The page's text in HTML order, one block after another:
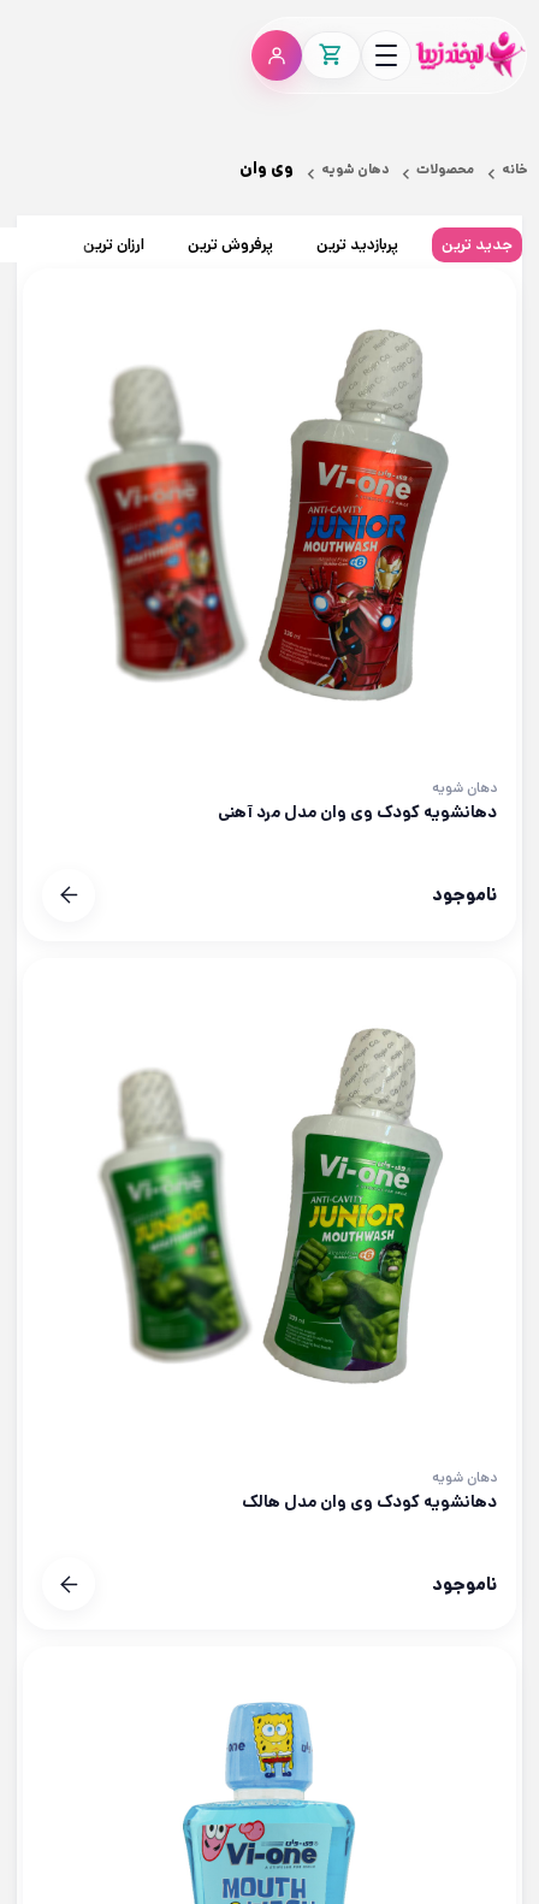
خانه محصولات دهان شویه وی وان
جدید ترین پربازدید ترین پرفروش ترین ارزان ترین
دهان شویه
دهانشویه کودک وی وان مدل مرد آهنی
ناموجود
دهان شویه
دهانشویه کودک وی وان مدل هالک
ناموجود